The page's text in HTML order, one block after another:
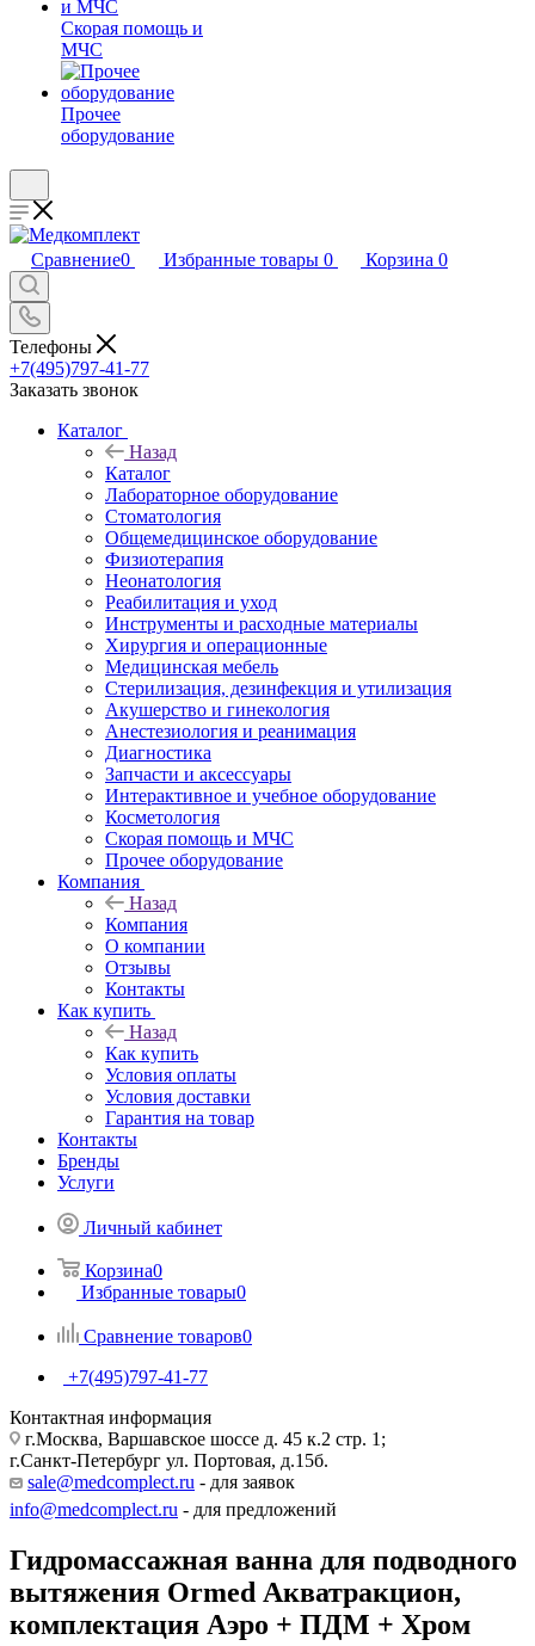
Скорая помощь и
МЧС
Прочее
оборудование
Сравнение0 Избранные товары 0 Корзина 0
Телефоны
+7(495)797-41-77
Заказать звонок
Каталог
Назад
Каталог
Лабораторное оборудование
Стоматология
Общемедицинское оборудование
Физиотерапия
Неонатология
Реабилитация и уход
Инструменты и расходные материалы
Хирургия и операционные
Медицинская мебель
Стерилизация, дезинфекция и утилизация
Акушерство и гинекология
Анестезиология и реанимация
Диагностика
Запчасти и аксессуары
Интерактивное и учебное оборудование
Косметология
Скорая помощь и МЧС
Прочее оборудование
Компания
Назад
Компания
О компании
Отзывы
Контакты
Как купить
Назад
Как купить
Условия оплаты
Условия доставки
Гарантия на товар
Контакты
Бренды
Услуги
Личный кабинет
Корзина0
Избранные товары0
Сравнение товаров0
+7(495)797-41-77
Контактная информация
г.Москва, Варшавское шоссе д. 45 к.2 стр. 1;
г.Санкт-Петербург ул. Портовая, д.15б.
sale@medcomplect.ru - для заявок
info@medcomplect.ru - для предложений
Гидромассажная ванна для подводного
вытяжения Ormed Акватракцион,
комплектация Аэро + ПДМ + Хром